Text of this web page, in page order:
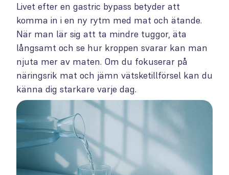
Livet efter en gastric bypass betyder att
komma in i en ny rytm med mat och ätande.
När man lär sig att ta mindre tuggor, äta
långsamt och se hur kroppen svarar kan man
njuta mer av maten. Om du fokuserar på
näringsrik mat och jämn vätsketillförsel kan du
känna dig starkare varje dag.